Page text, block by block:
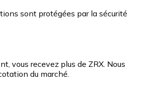
sont protégées par la sécurité
vous recevez plus de ZRX. Nous
du marché.